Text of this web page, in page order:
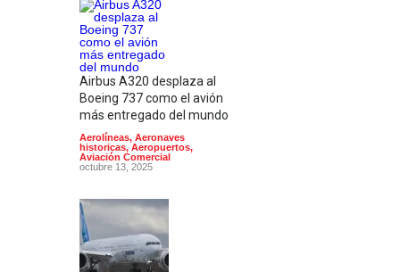
Airbus A320 desplaza al
Boeing 737 como el avión
más entregado del mundo
Aerolíneas, Aeronaves
historicas, Aeropuertos,
Aviación Comercial
octubre 13, 2025